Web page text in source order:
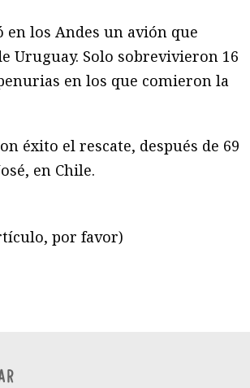
en los Andes un avión que
Uruguay. Solo sobrevivieron 16
en los que comieron la
éxito el rescate, después de 69
en Chile.
por favor)